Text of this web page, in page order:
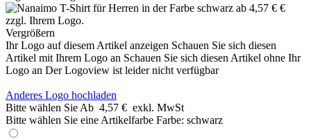
Vergrößern
Ihr Logo auf diesem Artikel anzeigen Schauen Sie sich diesen
Artikel mit Ihrem Logo an Schauen Sie sich diesen Artikel ohne Ihr
Logo an Der Logoview ist leider nicht verfügbar
Anderes Logo hochladen
Bitte wählen Sie Ab 4,57 € exkl. MwSt
Bitte wählen Sie eine Artikelfarbe Farbe: schwarz